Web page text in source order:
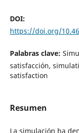
DOI:
https://doi.org/
Palabras clave:
satisfacción,
satisfaction
Resumen
La simulación ha